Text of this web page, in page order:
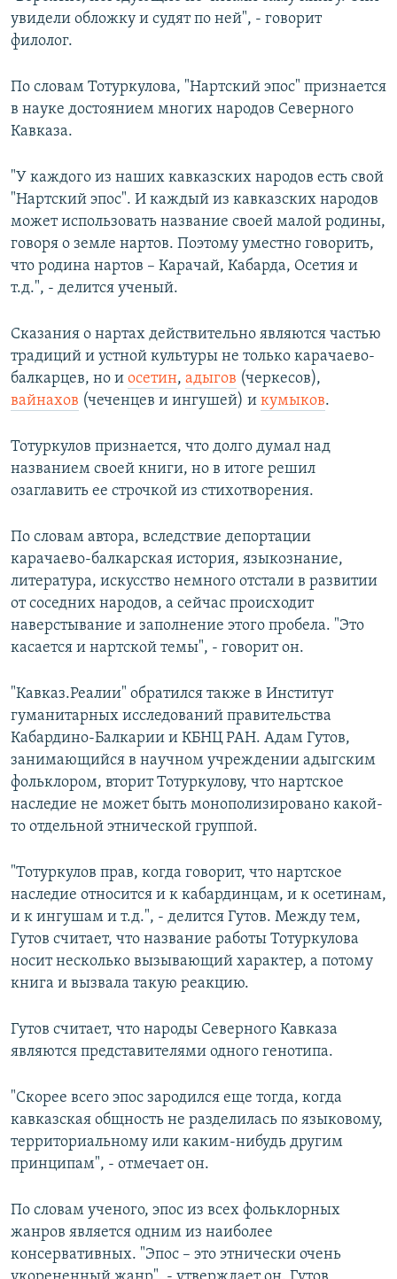
увидели обложку и судят по ней", - говорит
филолог.
По словам Тотуркулова, "Нартский эпос" признается
в науке достоянием многих народов Северного
Кавказа.
"У каждого из наших кавказских народов есть свой
"Нартский эпос". И каждый из кавказских народов
может использовать название своей малой родины,
говоря о земле нартов. Поэтому уместно говорить,
что родина нартов – Карачай, Кабарда, Осетия и
т.д.", - делится ученый.
Сказания о нартах действительно являются частью
традиций и устной культуры не только карачаево-
балкарцев, но и осетин, адыгов (черкесов),
вайнахов (чеченцев и ингушей) и кумыков.
Тотуркулов признается, что долго думал над
названием своей книги, но в итоге решил
озаглавить ее строчкой из стихотворения.
По словам автора, вследствие депортации
карачаево-балкарская история, языкознание,
литература, искусство немного отстали в развитии
от соседних народов, а сейчас происходит
наверстывание и заполнение этого пробела. "Это
касается и нартской темы", - говорит он.
"Кавказ.Реалии" обратился также в Институт
гуманитарных исследований правительства
Кабардино-Балкарии и КБНЦ РАН. Адам Гутов,
занимающийся в научном учреждении адыгским
фольклором, вторит Тотуркулову, что нартское
наследие не может быть монополизировано какой-
то отдельной этнической группой.
"Тотуркулов прав, когда говорит, что нартское
наследие относится и к кабардинцам, и к осетинам,
и к ингушам и т.д.", - делится Гутов. Между тем,
Гутов считает, что название работы Тотуркулова
носит несколько вызывающий характер, а потому
книга и вызвала такую реакцию.
Гутов считает, что народы Северного Кавказа
являются представителями одного генотипа.
"Скорее всего эпос зародился еще тогда, когда
кавказская общность не разделилась по языковому,
территориальному или каким-нибудь другим
принципам", - отмечает он.
По словам ученого, эпос из всех фольклорных
жанров является одним из наиболее
консервативных. "Эпос – это этнически очень